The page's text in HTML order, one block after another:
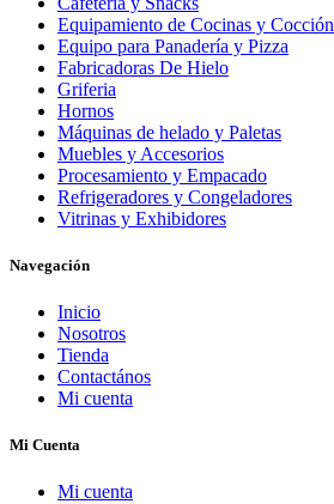
Equipamiento de Cocinas y Cocción
Equipo para Panadería y Pizza
Fabricadoras De Hielo
Griferia
Hornos
Máquinas de helado y Paletas
Muebles y Accesorios
Procesamiento y Empacado
Refrigeradores y Congeladores
Vitrinas y Exhibidores
Navegación
Inicio
Nosotros
Tienda
Contactános
Mi cuenta
Mi Cuenta
Mi cuenta